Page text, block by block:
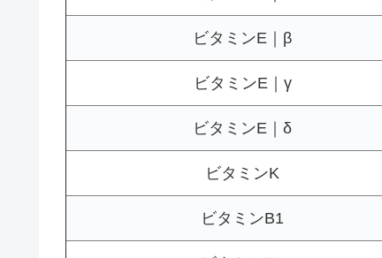
ビタミンE｜β
ビタミンE｜γ
ビタミンE｜δ
ビタミンK
ビタミンB1